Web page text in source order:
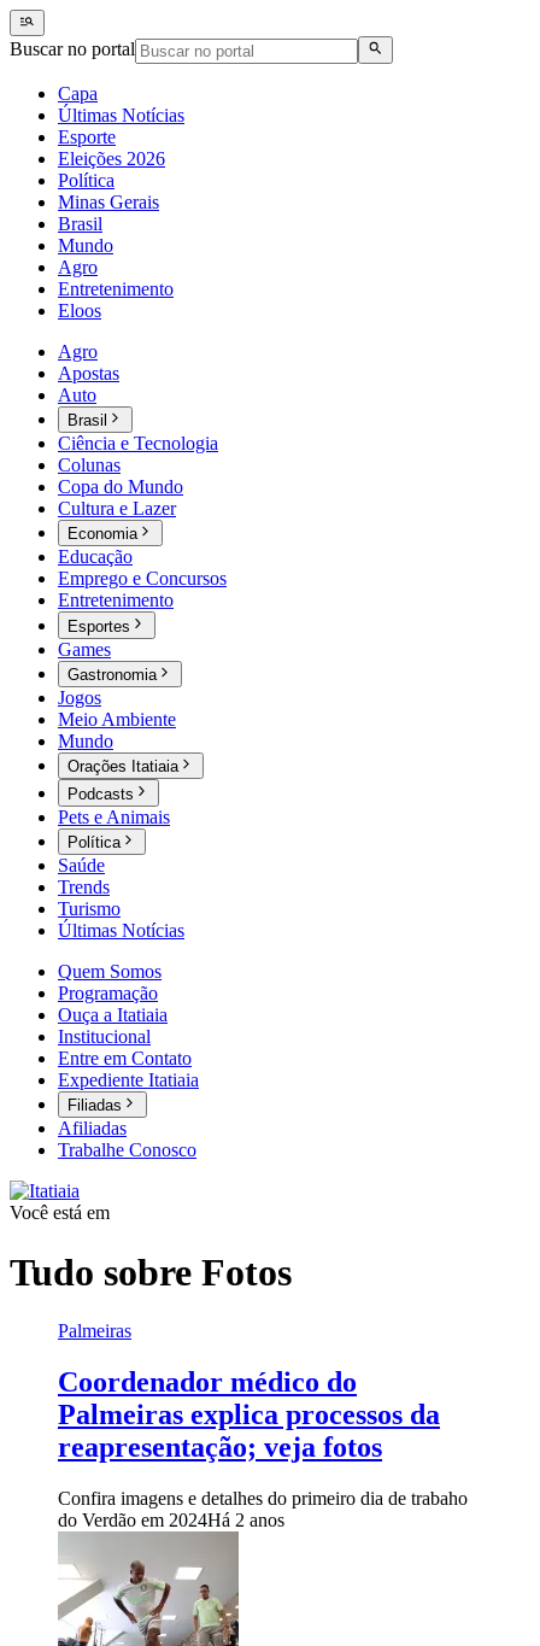
Buscar no portal
Capa
Últimas Notícias
Esporte
Eleições 2026
Política
Minas Gerais
Brasil
Mundo
Agro
Entretenimento
Eloos
Agro
Apostas
Auto
Brasil
Ciência e Tecnologia
Colunas
Copa do Mundo
Cultura e Lazer
Economia
Educação
Emprego e Concursos
Entretenimento
Esportes
Games
Gastronomia
Jogos
Meio Ambiente
Mundo
Orações Itatiaia
Podcasts
Pets e Animais
Política
Saúde
Trends
Turismo
Últimas Notícias
Quem Somos
Programação
Ouça a Itatiaia
Institucional
Entre em Contato
Expediente Itatiaia
Filiadas
Afiliadas
Trabalhe Conosco
Você está em
Tudo sobre Fotos
Palmeiras
Coordenador médico do
Palmeiras explica processos da
reapresentação; veja fotos
Confira imagens e detalhes do primeiro dia de trabaho
do Verdão em 2024Há 2 anos